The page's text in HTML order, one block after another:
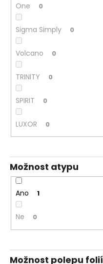
One 0
Sigma Simply 0
Volcano 0
TRINITY 0
SPIRIT 0
LUXOR 0
Možnost atypu
Ano 1
Ne 0
Možnost polepu folií